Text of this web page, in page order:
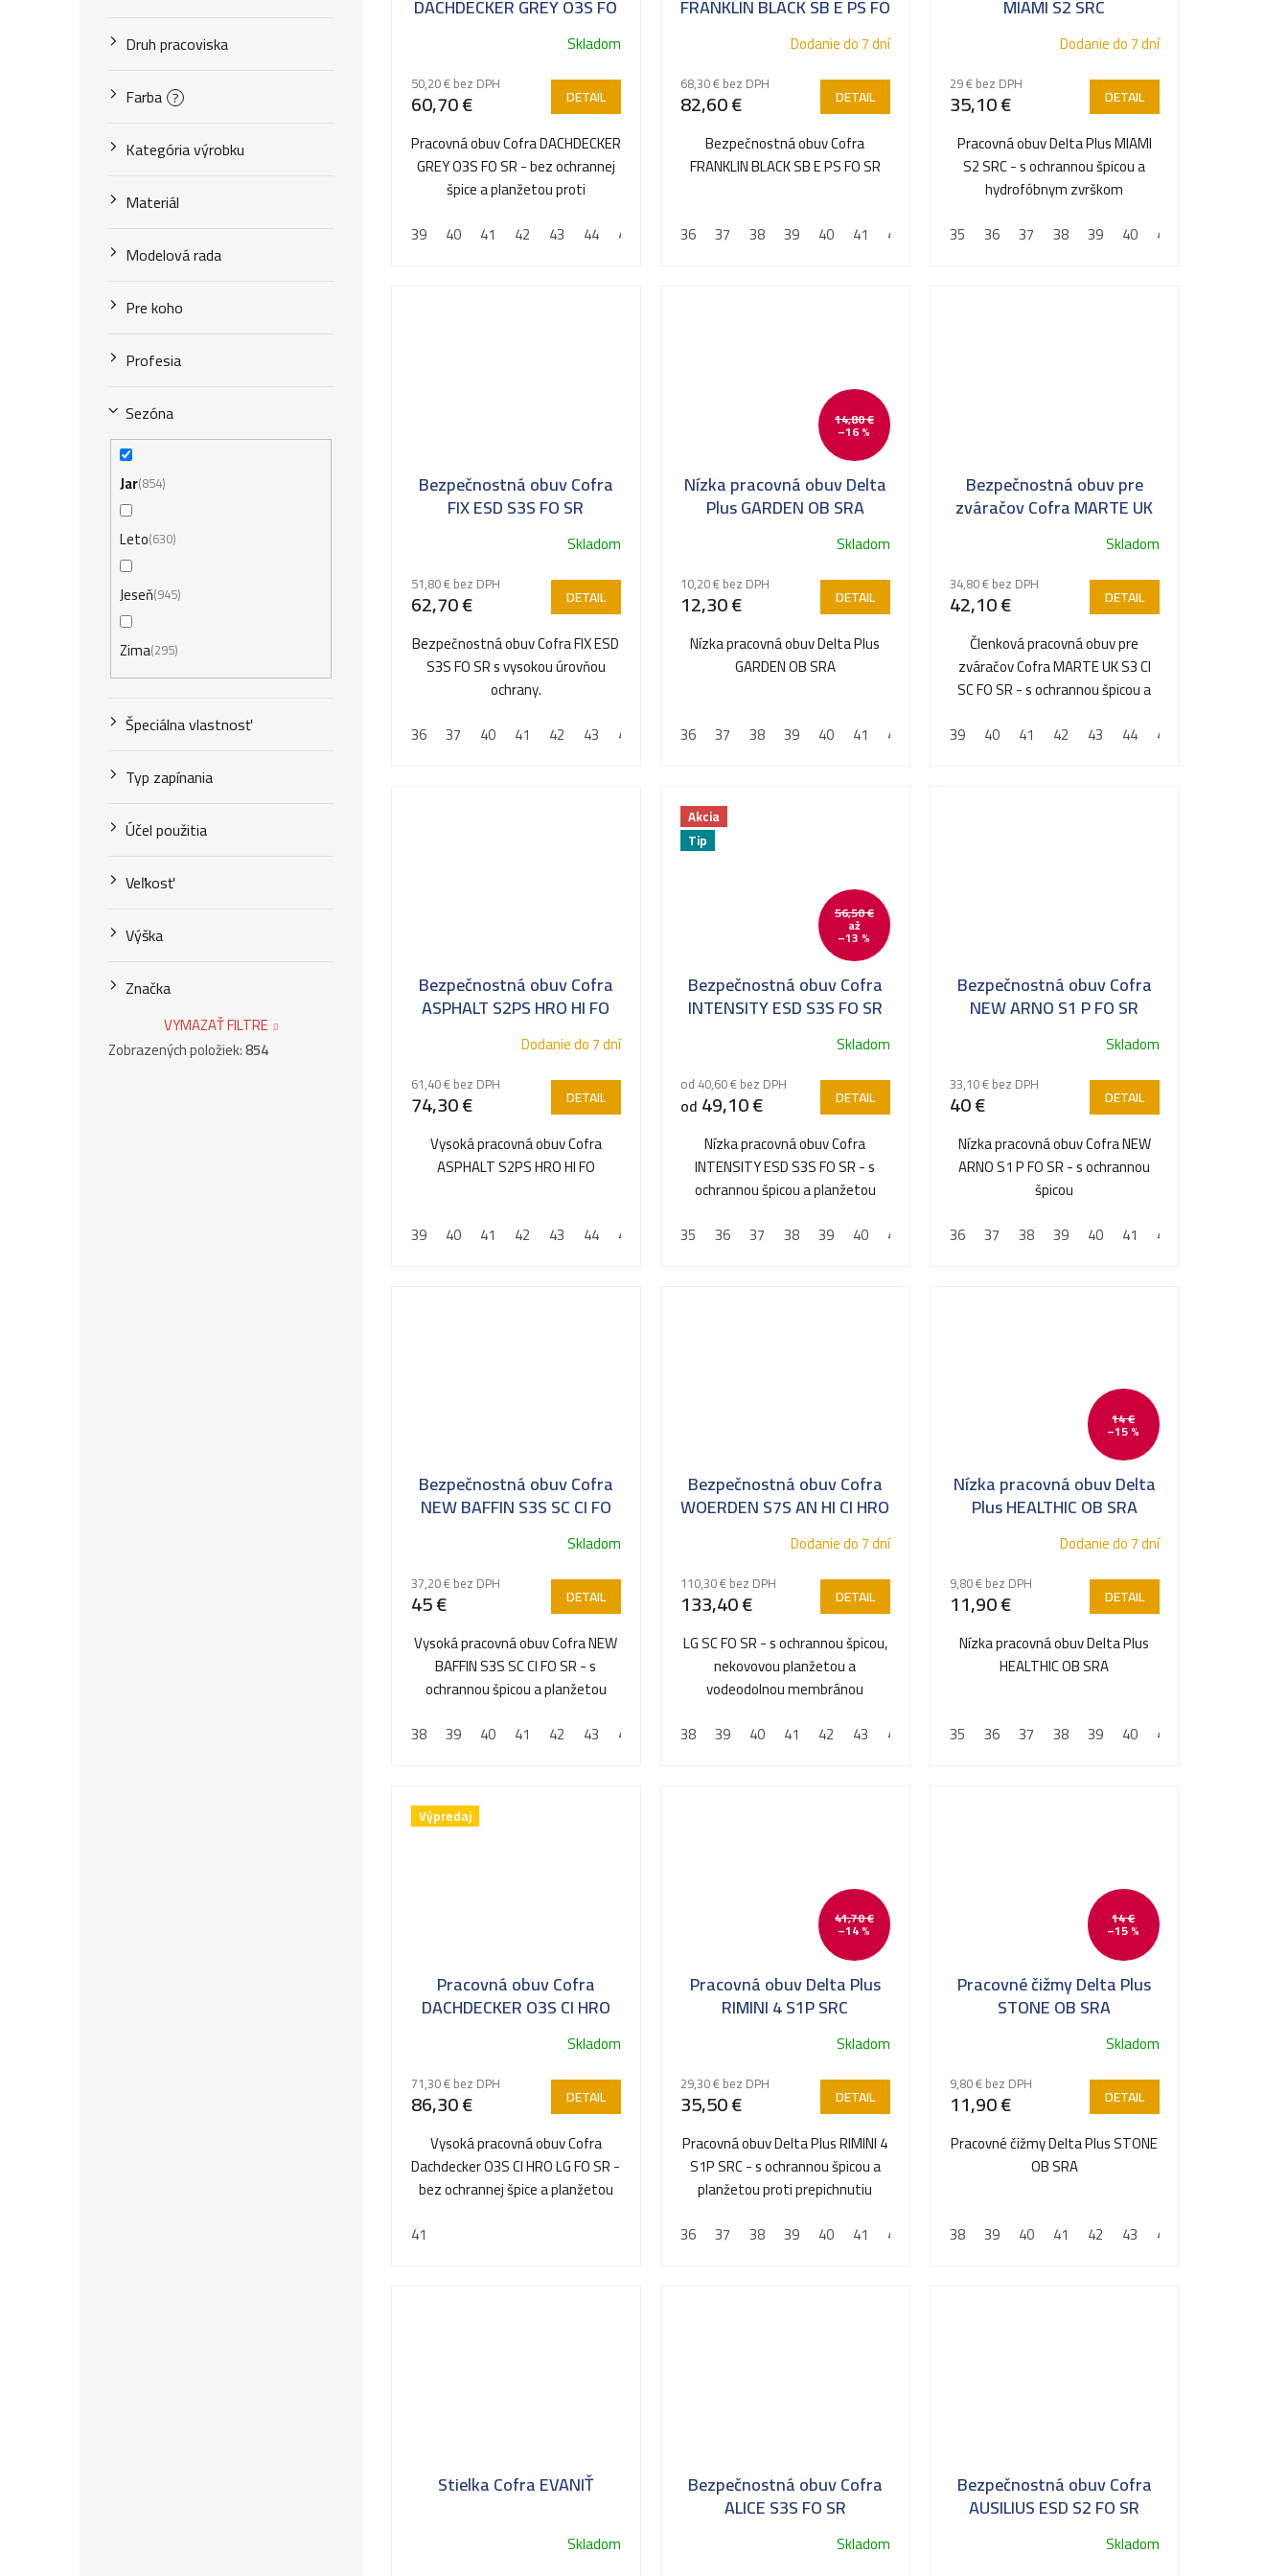
Druh pracoviska
Farba ?
Kategória výrobku
Materiál
Modelová rada
Pre koho
Profesia
Sezóna
Jar 854
Leto 630
Jeseň 945
Zima 295
Špeciálna vlastnosť
Typ zapínania
Účel použitia
Veľkosť
Výška
Značka
VYMAZAŤ FILTRE
Zobrazených položiek:854
DACHDECKER GREY O3S FO
Pokrývačská obuvSkladom
50,20 € bez DPH
60,70 € DETAIL
Pracovná obuv Cofra DACHDECKER
GREY O3S FO SR - bez ochrannej
špice a planžetou proti
39 40 41 42 43 44 45 47 48
FRANKLIN BLACK SB E PS FO
SR
Dodanie do 7 dní
68,30 € bez DPH
82,60 € DETAIL
Bezpečnostná obuv Cofra
FRANKLIN BLACK SB E PS FO SR
36 37 38 39 40 41 42 44 45 46 47 48
MIAMI S2 SRC
Dodanie do 7 dní
29 € bez DPH
35,10 € DETAIL
Pracovná obuv Delta Plus MIAMI
S2 SRC - s ochrannou špicou a
hydrofóbnym zvrškom
35
36 37 38 39 40 41
Bezpečnostná obuv Cofra
FIX ESD S3S FO SR
Skladom
51,80 € bez DPH
62,70 € DETAIL
Bezpečnostná obuv Cofra FIX ESD
S3S FO SR s vysokou úrovňou
ochrany.
36
37 40 41 42 43 44 46 47 48
14,80 €
–16 %
Nízka pracovná obuv Delta
Plus GARDEN OB SRA
hodnotenie
produktu
je
5,0
Skladom
10,20 € bez DPH
12,30 € DETAIL
Nízka pracovná obuv Delta Plus
GARDEN OB SRA
36 37 38 39 40 41 42 44 45 46 47
Bezpečnostná obuv pre
zváračov Cofra MARTE UK
S3 CI SC FO SRSkladom
34,80 € bez DPH
42,10 € DETAIL
Členková pracovná obuv pre
zváračov Cofra MARTE UK S3 CI
SC FO SR - s ochrannou špicou a
39 40 41 42 43 44 45
Bezpečnostná obuv Cofra
ASPHALT S2PS HRO HI FO
Pracovní obuv pro asfaltéry
Dodanie do 7 dní
61,40 € bez DPH
74,30 € DETAIL
Vysoká pracovná obuv Cofra
ASPHALT S2PS HRO HI FO
39 40 41 42 43 44 45 47 48
Akcia
Tip
56,50 €
až
–13 %
Bezpečnostná obuv Cofra
INTENSITY ESD S3S FO SR
Skladom
od 40,60 € bez DPH
od 49,10 € DETAIL
Nízka pracovná obuv Cofra
INTENSITY ESD S3S FO SR - s
ochrannou špicou a planžetou
35 36 37 38 39 40 41 43 44 45 46 47 48
Bezpečnostná obuv Cofra
NEW ARNO S1 P FO SR
Skladom
33,10 € bez DPH
40 € DETAIL
Nízka pracovná obuv Cofra NEW
ARNO S1 P FO SR - s ochrannou
špicou
36
37 38 39 40 41 42
Bezpečnostná obuv Cofra
NEW BAFFIN S3S SC CI FO
Skladom
37,20 € bez DPH
45 € DETAIL
Vysoká pracovná obuv Cofra NEW
BAFFIN S3S SC CI FO SR - s
ochrannou špicou a planžetou
38 39 40 41 42 43 44 46 47 48
Bezpečnostná obuv Cofra
WOERDEN S7S AN HI CI HRO
LG SC FO SRDodanie do 7 dní
110,30 € bez DPH
133,40 € DETAIL
LG SC FO SR - s ochrannou špicou,
nekovovou planžetou a
vodeodolnou membránou
38
39 40 41 42 43 44 46 47 48
14 €
–15 %
Nízka pracovná obuv Delta
Plus HEALTHIC OB SRA
Dodanie do 7 dní
9,80 € bez DPH
11,90 € DETAIL
Nízka pracovná obuv Delta Plus
HEALTHIC OB SRA
35 36 37 38 39 40 41
Výpredaj
Pracovná obuv Cofra
DACHDECKER O3S CI HRO
Skladom
71,30 € bez DPH
86,30 € DETAIL
Vysoká pracovná obuv Cofra
Dachdecker O3S CI HRO LG FO SR -
bez ochrannej špice a planžetou
41
41,70 €
–14 %
Pracovná obuv Delta Plus
RIMINI 4 S1P SRC
Skladom
29,30 € bez DPH
35,50 € DETAIL
Pracovná obuv Delta Plus RIMINI 4
S1P SRC - s ochrannou špicou a
planžetou proti prepichnutiu
36
37 38 39 40 41 42 44 45 46 47
14 €
–15 %
Pracovné čižmy Delta Plus
STONE OB SRA
hodnotenie
produktu
je
5,0
Skladom
9,80 € bez DPH
11,90 € DETAIL
Pracovné čižmy Delta Plus STONE
OB SRA
38 39 40 41 42 43 44
Stielka Cofra EVANIŤ
Skladom
Bezpečnostná obuv Cofra
ALICE S3S FO SR
Skladom
Bezpečnostná obuv Cofra
AUSILIUS ESD S2 FO SR
Skladom